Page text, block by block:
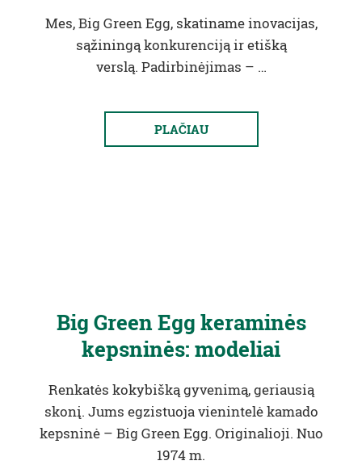
Mes, Big Green Egg, skatiname inovacijas,
sąžiningą konkurenciją ir etišką
verslą. Padirbinėjimas – …
PLAČIAU
Big Green Egg keraminės
kepsninės: modeliai
Renkatės kokybišką gyvenimą, geriausią
skonį. Jums egzistuoja vienintelė kamado
kepsninė – Big Green Egg. Originalioji. Nuo
1974 m.